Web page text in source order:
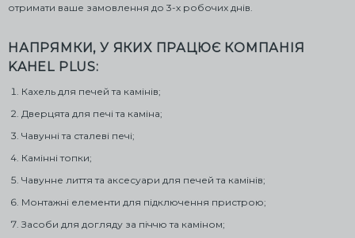
отримати ваше замовлення до 3-х робочих днів.
НАПРЯМКИ, У ЯКИХ ПРАЦЮЄ КОМПАНІЯ
KAHEL PLUS:
Кахель для печей та камінів;
Дверцята для печі та каміна;
Чавунні та сталеві печі;
Камінні топки;
Чавунне лиття та аксесуари для печей та камінів;
Монтажні елементи для підключення пристрою;
Засоби для догляду за піччю та каміном;